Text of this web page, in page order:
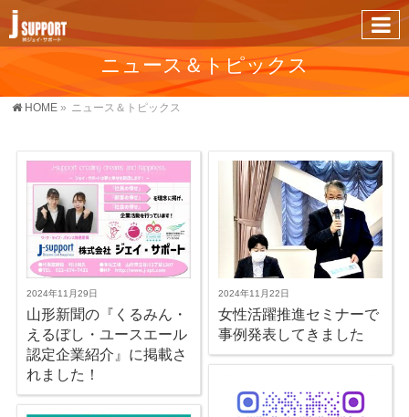
ニュース＆トピックス
HOME » ニュース＆トピックス
2024年11月29日
山形新聞の『くるみん・
えるぼし・ユースエール
認定企業紹介』に掲載さ
れました！
2024年11月22日
女性活躍推進セミナーで
事例発表してきました